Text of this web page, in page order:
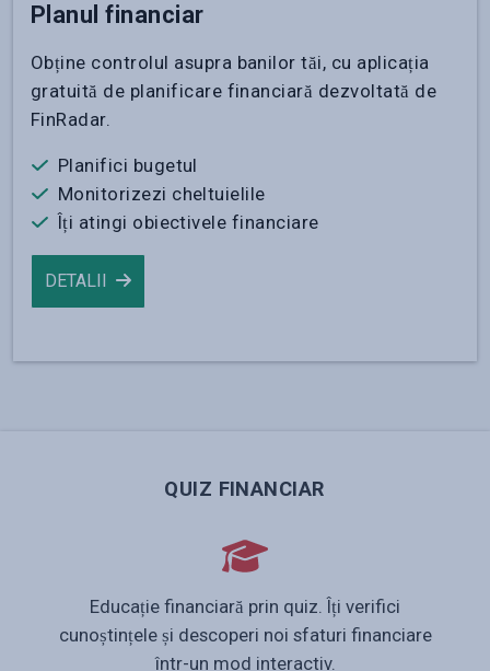
Planul financiar
Obține controlul asupra banilor tăi, cu aplicația
gratuită de planificare financiară dezvoltată de
FinRadar.
Planifici bugetul
Monitorizezi cheltuielile
Îți atingi obiectivele financiare
DETALII
QUIZ FINANCIAR
Educație financiară prin quiz. Îți verifici
cunoștințele și descoperi noi sfaturi financiare
într-un mod interactiv.